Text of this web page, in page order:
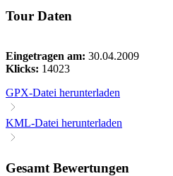
Tour Daten
Eingetragen am: 30.04.2009
Klicks: 14023
GPX-Datei herunterladen
KML-Datei herunterladen
Gesamt Bewertungen